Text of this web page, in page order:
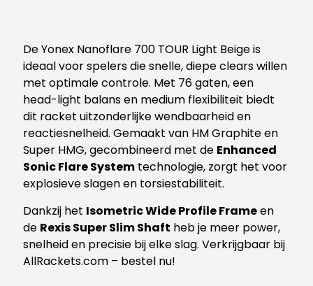
De Yonex Nanoflare 700 TOUR Light Beige is
ideaal voor spelers die snelle, diepe clears willen
met optimale controle. Met 76 gaten, een
head-light balans en medium flexibiliteit biedt
dit racket uitzonderlijke wendbaarheid en
reactiesnelheid. Gemaakt van HM Graphite en
Super HMG, gecombineerd met de Enhanced
Sonic Flare System technologie, zorgt het voor
explosieve slagen en torsiestabiliteit.
Dankzij het Isometric Wide Profile Frameen
de Rexis Super Slim Shaft heb je meer power,
snelheid en precisie bij elke slag. Verkrijgbaar bij
AllRackets.com – bestel nu!